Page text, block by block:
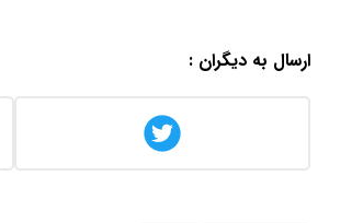
ارسال به دیگران :